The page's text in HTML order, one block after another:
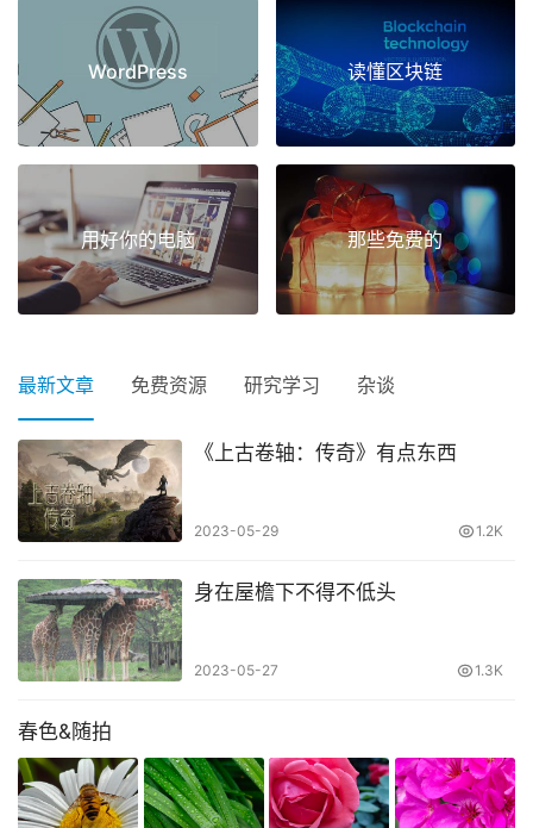
WordPress 读懂区块链
用好你的电脑 那些免费的
最新文章 免费资源 研究学习 杂谈
《上古卷轴：传奇》有点东西
2023-05-29 1.2K
身在屋檐下不得不低头
2023-05-27 1.3K
春色&随拍